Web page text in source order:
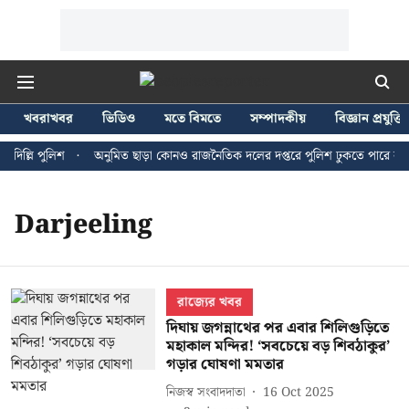
খবরাখবর ভিডিও মতে বিমতে সম্পাদকীয়
বিজ্ঞান প্রযুক্তি
পুলিশ
অনুমিত ছাড়া কোনও রাজনৈতিক দলের দপ্তরে পুলিশ ঢুকতে পারে না -
Darjeeling
রাজ্যের খবর
দিঘায় জগন্নাথের পর এবার শিলিগুড়িতে
মহাকাল মন্দির! ‘সবচেয়ে বড় শিবঠাকুর’
গড়ার ঘোষণা মমতার
নিজস্ব সংবাদদাতা
16 Oct 2025